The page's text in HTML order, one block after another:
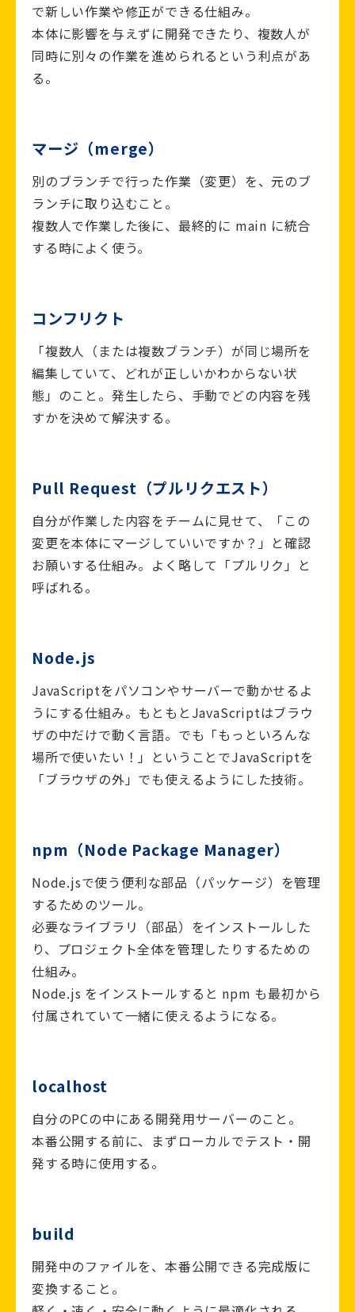
で新しい作業や修正ができる仕組み。
本体に影響を与えずに開発できたり、複数人が
同時に別々の作業を進められるという利点があ
る。
マージ（merge）
別のブランチで行った作業（変更）を、元のブ
ランチに取り込むこと。
複数人で作業した後に、最終的に main に統合
する時によく使う。
コンフリクト
「複数人（または複数ブランチ）が同じ場所を
編集していて、どれが正しいかわからない状
態」のこと。発生したら、手動でどの内容を残
すかを決めて解決する。
Pull Request（プルリクエスト）
自分が作業した内容をチームに見せて、「この
変更を本体にマージしていいですか？」と確認
お願いする仕組み。よく略して「プルリク」と
呼ばれる。
Node.js
JavaScriptをパソコンやサーバーで動かせるよ
うにする仕組み。もともとJavaScriptはブラウ
ザの中だけで動く言語。でも「もっといろんな
場所で使いたい！」ということでJavaScriptを
「ブラウザの外」でも使えるようにした技術。
npm（Node Package Manager）
Node.jsで使う便利な部品（パッケージ）を管理
するためのツール。
必要なライブラリ（部品）をインストールした
り、プロジェクト全体を管理したりするための
仕組み。
Node.js をインストールすると npm も最初から
付属されていて一緒に使えるようになる。
localhost
自分のPCの中にある開発用サーバーのこと。
本番公開する前に、まずローカルでテスト・開
発する時に使用する。
build
開発中のファイルを、本番公開できる完成版に
変換すること。